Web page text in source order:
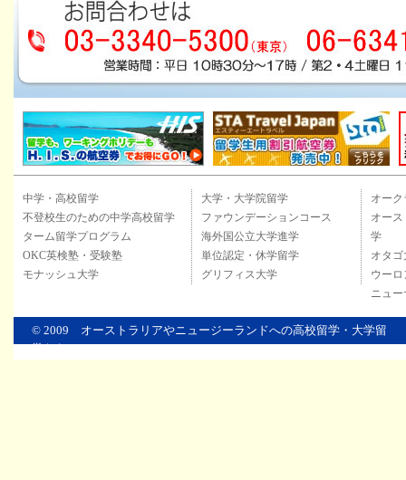
中学・高校留学
不登校生のための中学高校留学
ターム留学プログラム
OKC英検塾・受験塾
モナッシュ大学
大学・大学院留学
ファウンデーションコース
海外国公立大学進学
単位認定・休学留学
グリフィス大学
オー
オー
学
オタゴ
ウー
ニュ
© 2009 オーストラリアやニュージーランドへの高校留学・大学留
学ならOKCCo., Ltd.